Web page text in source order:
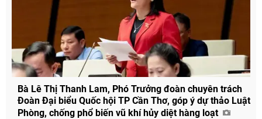
Bà Lê Thị Thanh Lam, Phó Trưởng đoàn chuyên trách
Đoàn Đại biểu Quốc hội TP Cần Thơ, góp ý dự thảo Luật
Phòng, chống phổ biến vũ khí hủy diệt hàng loạt